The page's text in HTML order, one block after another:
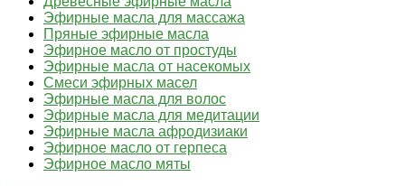
Эфирные масла для массажа
Пряные эфирные масла
Эфирное масло от простуды
Эфирные масла от насекомых
Смеси эфирных масел
Эфирные масла для волос
Эфирные масла для медитации
Эфирные масла афродизиаки
Эфирное масло от герпеса
Эфирное масло мяты